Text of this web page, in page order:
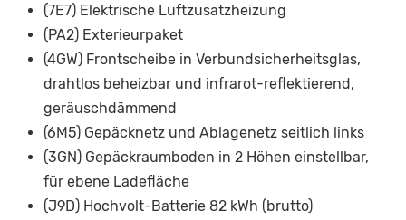
(7E7) Elektrische Luftzusatzheizung
(PA2) Exterieurpaket
(4GW) Frontscheibe in Verbundsicherheitsglas,
drahtlos beheizbar und infrarot-reflektierend,
geräuschdämmend
(6M5) Gepäcknetz und Ablagenetz seitlich links
(3GN) Gepäckraumboden in 2 Höhen einstellbar,
für ebene Ladefläche
(J9D) Hochvolt-Batterie 82 kWh (brutto)